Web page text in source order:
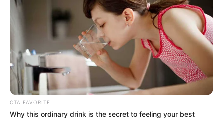
CTA FAVORITE
Why this ordinary drink is the secret to feeling your best